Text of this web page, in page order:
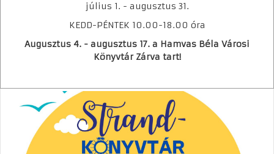
Természet és költészet
július 1. - augusztus 31.
KEDD-PÉNTEK 10.00-18.00 óra
Augusztus 4. - augusztus 17. a Hamvas Béla Városi
Könyvtár Zárva tart!